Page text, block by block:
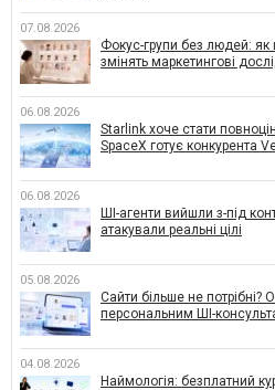
07.08.2026
Фокус-групи без людей: як
змінять маркетингові
06.08.2026
Starlink хоче стати
SpaceX готує конкурента
06.08.2026
ШІ-агенти вийшли з-під
атакували реальні цілі
05.08.2026
Сайти більше не потрібні?
персональним ШІ-
04.08.2026
Наймологія: безплатний